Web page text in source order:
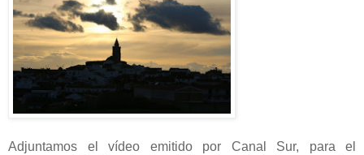
Adjuntamos el vídeo emitido por Canal Sur, para el